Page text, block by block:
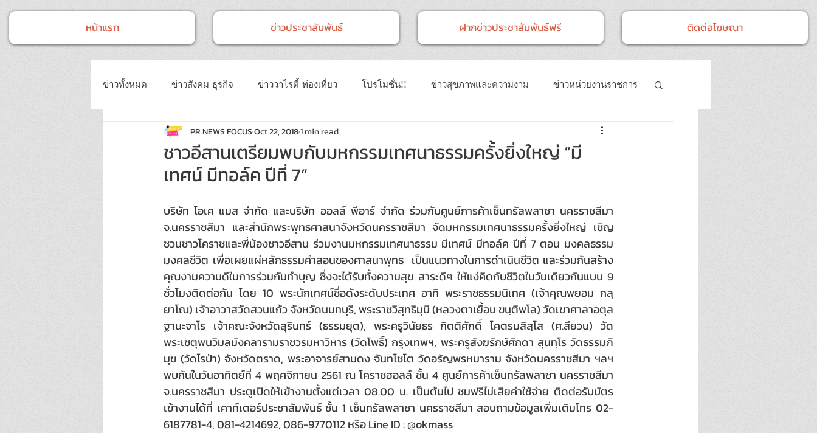
หน้าแรก ข่าวประชาสัมพันธ์ ฝากข่าวประชาสัมพันธ์ฟรี ติดต่อโฆษณา
ข่าวทั้งหมด ข่าวสังคม-ธุรกิจ ข่าววาไรตี้-ท่องเที่ยว โปรโมชั่น!! ข่าวสุขภาพและความงาม ข่าวหน่วยงานราชการ
ข่าวงานประชุม-อบรมสัมมนา ข่าวทั่วไป ข่าวการศึกษา
ข่าวบันเทิง บทความประชาสัมพันธ์
ชาวอีสานเตรียมพบกับมหกรรมเทศนาธรรมครั้งยิ่งใหญ่ “มี
เทศน์ มีทอล์ค ปีที่ 7”
PR NEWS FOCUSOct 22, 20181 min read
บริษัท โอเค แมส จำกัด และบริษัท ออลล์ พีอาร์ จำกัด ร่วมกับศูนย์การค้าเซ็นทรัลพลาซา นครราชสีมา
จ.นครราชสีมา และสำนักพระพุทธศาสนาจังหวัดนครราชสีมา จัดมหกรรมเทศนาธรรมครั้งยิ่งใหญ่ เชิญ
ชวนชาวโคราชและพี่น้องชาวอีสาน ร่วมงานมหกรรมเทศนาธรรม มีเทศน์ มีทอล์ค ปีที่ 7 ตอน มงคลธรรม
มงคลชีวิต เพื่อเผยแผ่หลักธรรมคำสอนของศาสนาพุทธ  เป็นแนวทางในการดำเนินชีวิต และร่วมกันสร้าง
คุณงามความดีในการร่วมกันทำบุญ ซึ่งจะได้รับทั้งความสุข สาระดีๆ ให้แง่คิดกับชีวิตในวันเดียวกันแบบ 9
ชั่วโมงติดต่อกัน โดย 10 พระนักเทศน์ชื่อดังระดับประเทศ อาทิ พระราชธรรมนิเทศ (เจ้าคุณพยอม กลฺ
ยาโณ) เจ้าอาวาสวัดสวนแก้ว จังหวัดนนทบุรี, พระราชวิสุทธิมุนี (หลวงตาเยื้อน ขนฺติพโล) วัดเขาศาลาอตุล
ฐานะจาโร เจ้าคณะจังหวัดสุรินทร์ (ธรรมยุต), พระครูวินัยธร กิตติศักดิ์ โคตรมสิสฺโส (ศ.สียวน) วัด
พระเชตุพนวิมลมังคลารามราชวรมหาวิหาร (วัดโพธิ์) กรุงเทพฯ, พระครูสังฆรักษ์ศักดา สุนทฺโร วัดธรรมภิ
มุข (วัดไรป่า) จังหวัดตราด, พระอาจารย์สามดง จันทโชโต วัดอรัญพรหมาราม จังหวัดนครราชสีมา ฯลฯ
พบกันในวันอาทิตย์ที่ 4 พฤศจิกายน 2561 ณ โคราชฮอลล์ ชั้น 4 ศูนย์การค้าเซ็นทรัลพลาซา นครราชสีมา
จ.นครราชสีมา ประตูเปิดให้เข้างานตั้งแต่เวลา 08.00 น. เป็นต้นไป ชมฟรีไม่เสียค่าใช้จ่าย ติดต่อรับบัตร
เข้างานได้ที่ เคาท์เตอร์ประชาสัมพันธ์ ชั้น 1 เซ็นทรัลพลาซา นครราชสีมา สอบถามข้อมูลเพิ่มเติมโทร 02-
6187781-4, 081-4214692, 086-9770112 หรือ Line ID : @okmass